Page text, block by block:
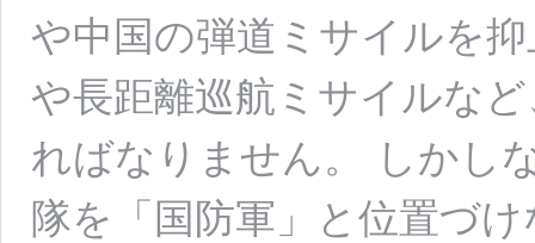
や中国の弾道ミサイルを
や長距離巡航ミサイルな
ればなりません。 しかし
隊を「国防軍」と位置づ